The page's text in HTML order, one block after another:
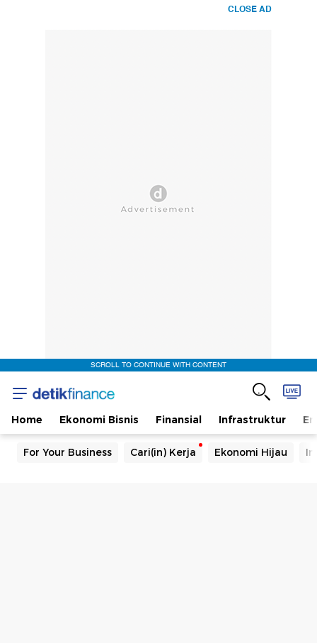
CLOSE AD
SCROLL TO CONTINUE WITH CONTENT
Home Ekonomi Bisnis Finansial Infrastruktur
For Your Business Cari(in) Kerja Ekonomi Hijau